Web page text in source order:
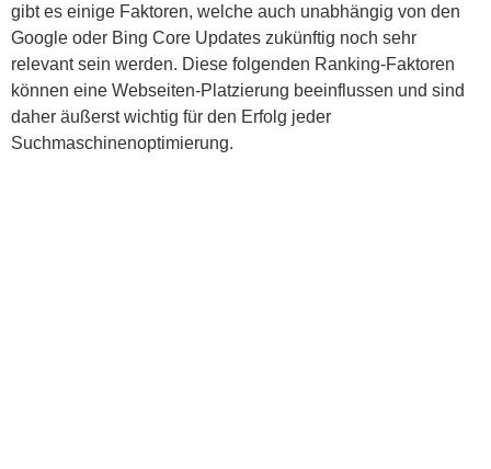
gibt es einige Faktoren, welche auch unabhängig von den
Google oder Bing Core Updates zukünftig noch sehr
relevant sein werden. Diese folgenden Ranking-Faktoren
können eine Webseiten-Platzierung beeinflussen und sind
daher äußerst wichtig für den Erfolg jeder
Suchmaschinenoptimierung.